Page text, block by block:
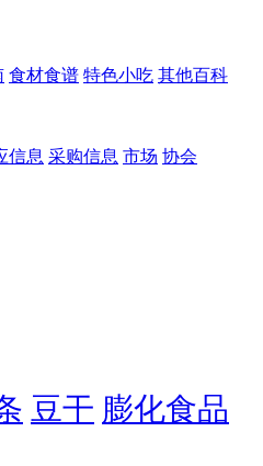
食材食谱 特色小吃 其他百科
信息 采购信息 市场 协会
豆干 膨化食品